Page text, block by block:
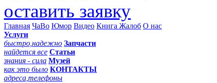
оставить заявку
Главная ЧаВо Юмор Видео Книга Жалоб О нас
Услуги
быстро,надежно Запчасти
найдется все Статьи
знания - сила Музей
как это было КОНТАКТЫ
адреса,телефоны